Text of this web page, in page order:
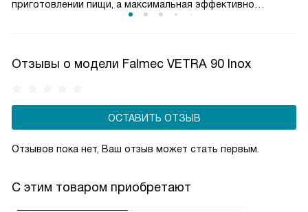
приготовлении пищи, а максимальная эффективно
может гибко управлять мощностью вытяжки, снижая
сохраняя комфортную атмосферу на кухне.
Отзывы о модели Falmec VETRA 90 Inox
ОСТАВИТЬ ОТЗЫВ
Отзывов пока нет, Ваш отзыв может стать первым.
С этим товаром приобретают